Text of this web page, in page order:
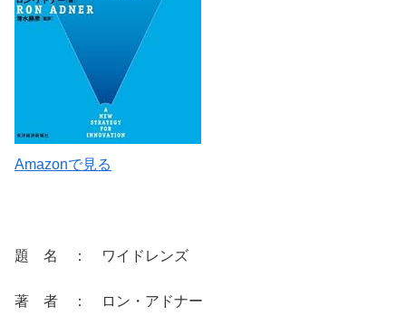
Amazonで見る
題 名 ： ワイドレンズ
著 者 ： ロン・アドナー